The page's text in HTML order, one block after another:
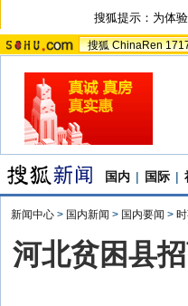
搜狐提示：为体
搜狐 ChinaRen
国内 | 国际 |
新闻中心 > 国内新闻 > 国内要闻 >
河北贫困县